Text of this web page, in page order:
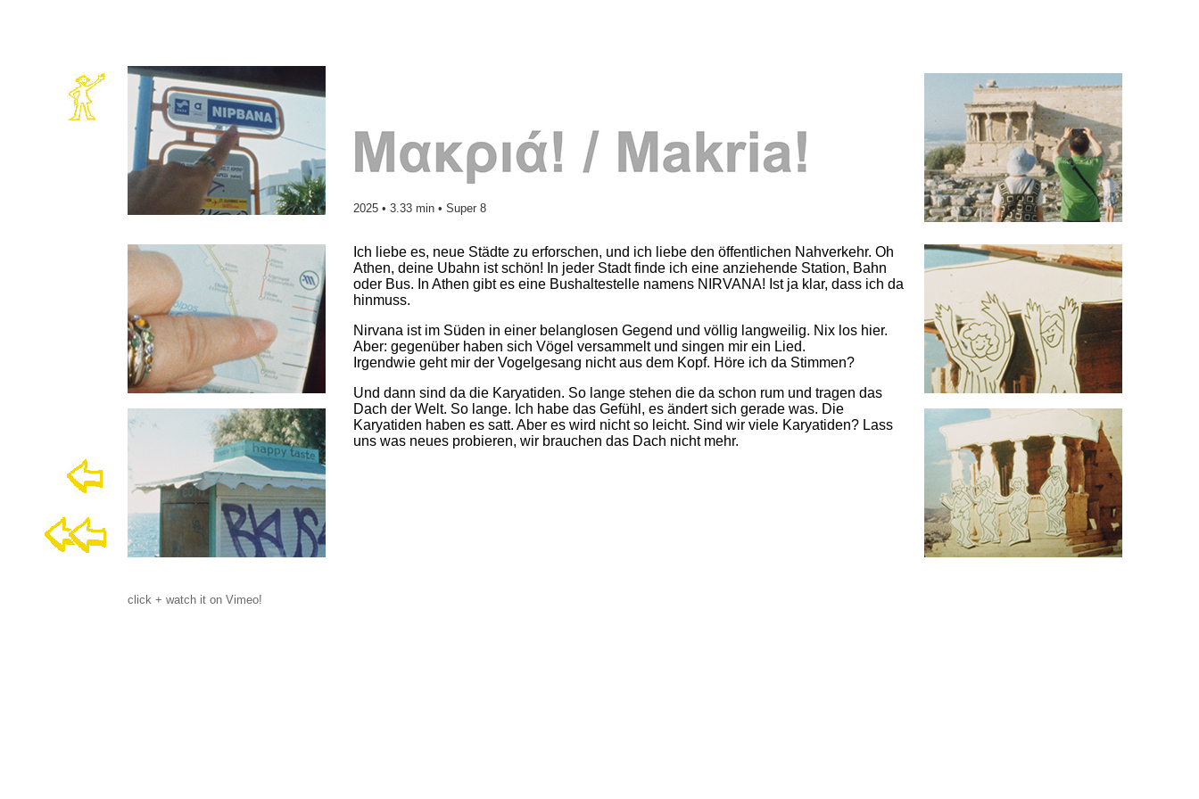
2025 • 3.33 min • Super 8
Ich liebe es, neue Städte zu erforschen, und ich liebe den öffentlichen Nahverkehr. Oh
Athen, deine Ubahn ist schön! In jeder Stadt finde ich eine anziehende Station, Bahn
oder Bus. In Athen gibt es eine Bushaltestelle namens NIRVANA! Ist ja klar, dass ich da
hinmuss.
Nirvana ist im Süden in einer belanglosen Gegend und völlig langweilig. Nix los hier.
Aber: gegenüber haben sich Vögel versammelt und singen mir ein Lied.
Irgendwie geht mir der Vogelgesang nicht aus dem Kopf. Höre ich da Stimmen?
Und dann sind da die Karyatiden. So lange stehen die da schon rum und tragen das
Dach der Welt. So lange. Ich habe das Gefühl, es ändert sich gerade was. Die
Karyatiden haben es satt. Aber es wird nicht so leicht. Sind wir viele Karyatiden? Lass
uns was neues probieren, wir brauchen das Dach nicht mehr.
click + watch it on Vimeo!